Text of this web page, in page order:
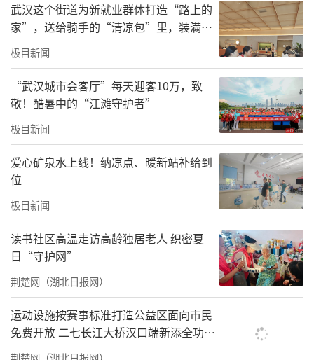
2025年1月11日，新疆军区某基地某保障
队“爱心服务队”官兵到牧民家中走访。
武汉这个街道为新就业群体打造“路上的
家”，送给骑手的“清凉包”里，装满了
城市的善意与细节
极目新闻
“武汉城市会客厅”每天迎客10万，致
敬！酷暑中的“江滩守护者”
极目新闻
爱心矿泉水上线！纳凉点、暖新站补给到
位
极目新闻
读书社区高温走访高龄独居老人 织密夏
日“守护网”
荆楚网（湖北日报网）
运动设施按赛事标准打造公益区面向市民
免费开放 二七长江大桥汉口端新添全功能
体育公园